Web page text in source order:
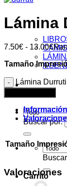
Tienda
Acceder
Buscar por:
Carrito
Lámina
7.50€ - 13.00€
Tamaño
Lámina
Tamaño
Valoraciones